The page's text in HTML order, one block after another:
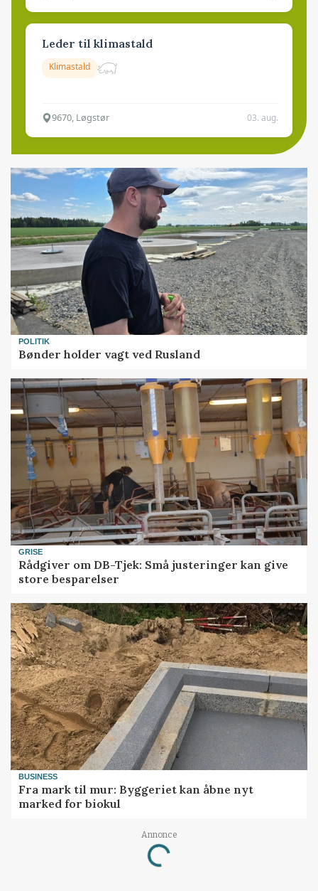
Leder til klimastald
Klimastald
9670, Løgstør 03. aug.
POLITIK
Bønder holder vagt ved Rusland
GRISE
Rådgiver om DB-Tjek: Små justeringer kan give
store besparelser
BUSINESS
Fra mark til mur: Byggeriet kan åbne nyt
marked for biokul
Annonce
Loading...